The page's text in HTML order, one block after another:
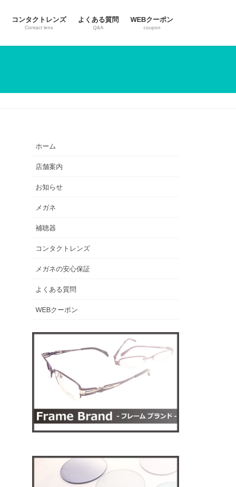
コンタクトレンズ
Contact lens
よくある質問
Q&A
WEBクーポン
coupon
ホーム
店舗案内
お知らせ
メガネ
補聴器
コンタクトレンズ
メガネの安心保証
よくある質問
WEBクーポン